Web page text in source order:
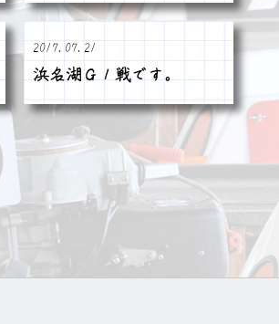
2017.07.21
浜名湖Ｇ１戦です。